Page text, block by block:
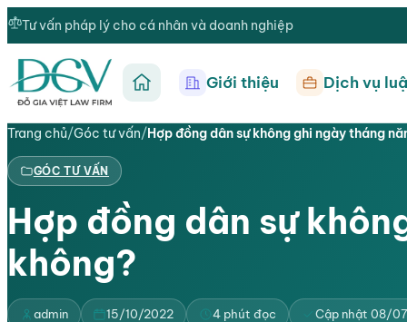
Tư vấn pháp lý cho cá nhân và doanh nghiệp
Trang chủ
Giới thiệu Dịch vụ
Trang chủ/Góc tư vấn/Hợp đồng dân sự không ghi ngày tháng
GÓC TƯ VẤN
Hợp đồng dân sự
không?
admin 15/10/2022 4 phút đọc Cập nhật 08/